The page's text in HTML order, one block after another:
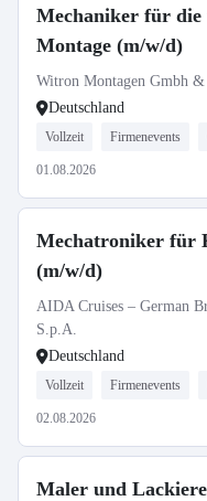
Mechaniker für die
Montage (m/w/d)
Witron Montagen Gmbh
Deutschland
Vollzeit Firmenevents
01.08.2026
Mechatroniker für
(m/w/d)
AIDA Cruises – German
S.p.A.
Deutschland
Vollzeit Firmenevents
02.08.2026
Maler und